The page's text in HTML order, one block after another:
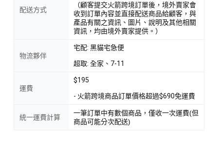
配送方式
（顧客提交火箭跨境訂單後，境外賣家會
收到訂單內容並直接配送商品給顧客，與
產品有關之資訊、圖片、說明及其他相關
資訊，均由境外賣家提供。）
物流夥伴
宅配: 黑貓宅急便
超取: 全家、7-11
運費
$195
- 火箭跨境商品訂單價格超過$690免運費
統一運費計算
一筆訂單中有數個商品，僅收一次運費(但
商品可能分次配送)